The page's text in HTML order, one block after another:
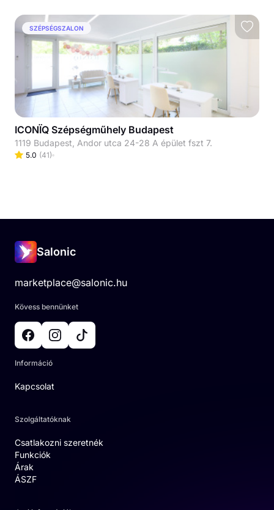
SZÉPSÉGSZALON
ICONÏQ Szépségműhely Budapest
1119 Budapest, Andor utca 24-28 A épület fszt 7.
5.0 (41)
Salonic
marketplace@salonic.hu
Kövess bennünket
Információ
Kapcsolat
Szolgáltatóknak
Csatlakozni szeretnék
Funkciók
Árak
ÁSZF